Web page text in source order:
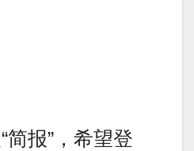
简报”，希望登